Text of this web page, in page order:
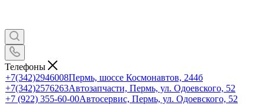
Телефоны
+7(342)2946008Пермь, шоссе Космонавтов, 244б
+7(342)2576263Автозапчасти, Пермь, ул. Одоевского, 52
+7 (922) 355-60-00Автосервис, Пермь, ул. Одоевского, 52